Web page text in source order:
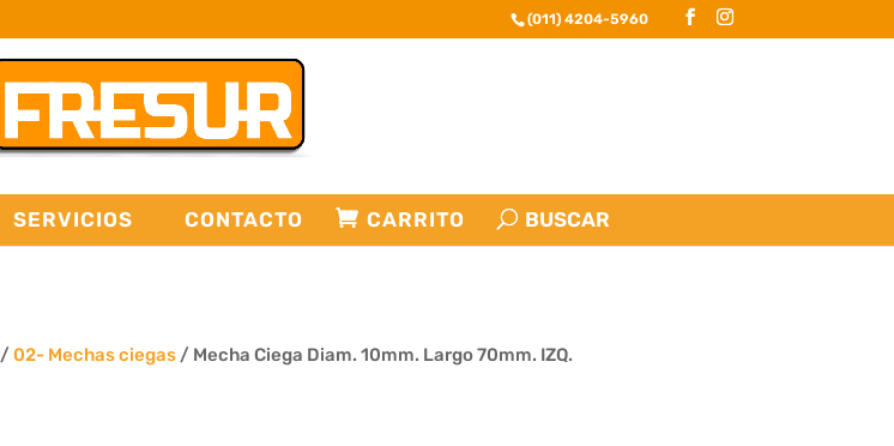
(011) 4204-5960
SERVICIOS CONTACTO CARRITO
/02- Mechas ciegas / Mecha Ciega Diam. 10mm. Largo 70mm. IZQ.